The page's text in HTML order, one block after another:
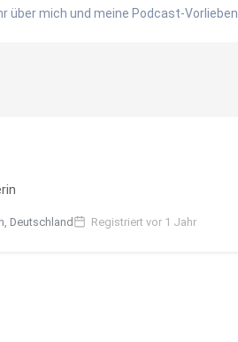
über mich und meine Podcast-Vorlieben.
Deutschland Registriert vor 1 Jahr